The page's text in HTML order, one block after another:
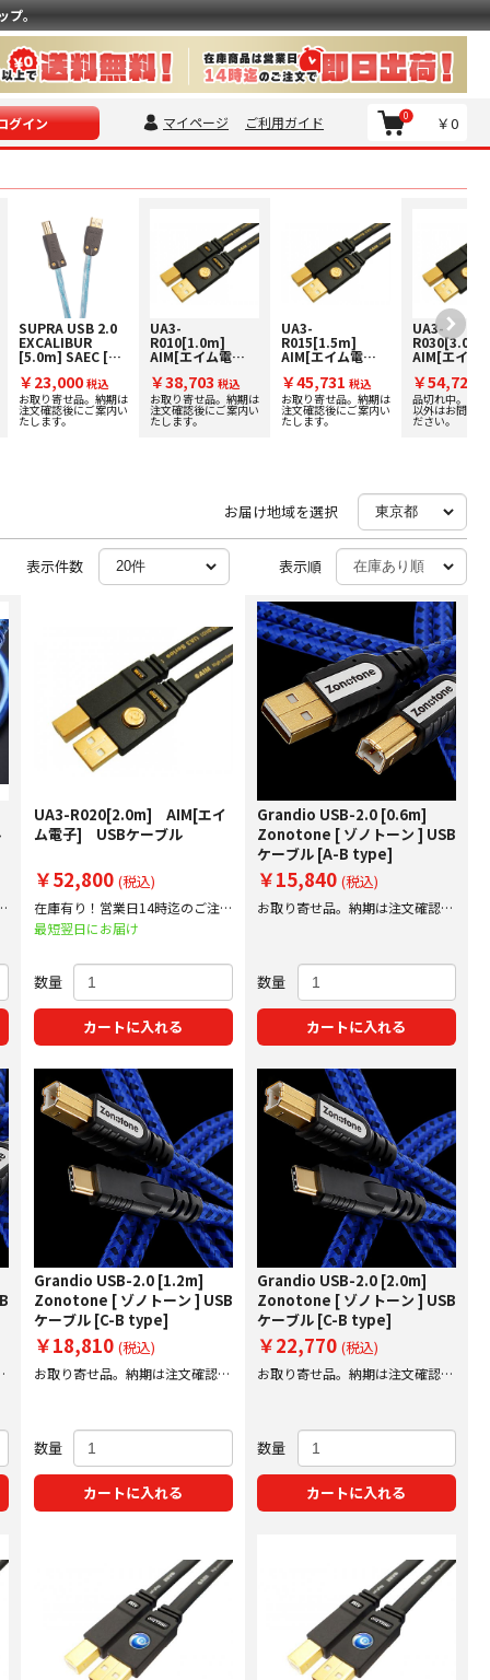
。
グイン マイページ ご利用ガイド ￥0
0
SUPRA USB 2.0
EXCALIBUR
[5.0m] SAEC [サ
エク] USBケーブ
ル
￥23,000 税込
お取り寄せ品。納期は
注文確認後にご案内い
たします。
UA3-
R010[1.0m]
AIM[エイム電
子] USBケーブ
ル
￥38,703 税込
お取り寄せ品。納期は
注文確認後にご案内い
たします。
UA3-
R015[1.5m]
AIM[エイム電
子] USBケーブ
ル
￥45,731 税込
お取り寄せ品。納期は
注文確認後にご案内い
たします。
UA3-
AIM[エイム
子] USBケ
ル
￥54,720
品切れ中。生
以外はお問い
ださい。
お届け地域を選択
表示件数 表示順
UA3-R020[2.0m] AIM[エイ
ム電子] USBケーブル
￥52,800 (税込)
在庫有り！営業日14時迄のご注文
で即日出荷！
最短翌日にお届け
数量
カートに入れる
Grandio USB-2.0 [0.6m]
Zonotone [ ゾノトーン ] USB
ケーブル [A-B type]
￥15,840 (税込)
お取り寄せ品。納期は注文確認後
数量
カートに入れる
Grandio USB-2.0 [1.2m]
Zonotone [ ゾノトーン ] USB
ケーブル [C-B type]
￥18,810 (税込)
お取り寄せ品。納期は注文確認後
数量
カートに入れる
Grandio USB-2.0 [2.0m]
Zonotone [ ゾノトーン ] USB
ケーブル [C-B type]
￥22,770 (税込)
お取り寄せ品。納期は注文確認後
数量
カートに入れる